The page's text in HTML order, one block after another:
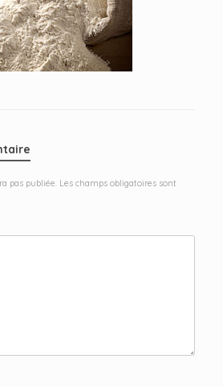
pas publiée. Les champs obligatoires sont